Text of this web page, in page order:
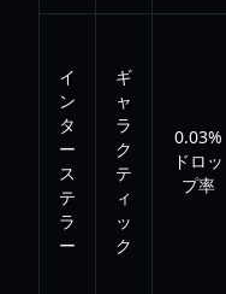
イ
ン
タ
ー
ス
テ
ラ
ー
ギ
ャ
ラ
ク
テ
ィ
ッ
ク
0.03%
ドロッ
プ率